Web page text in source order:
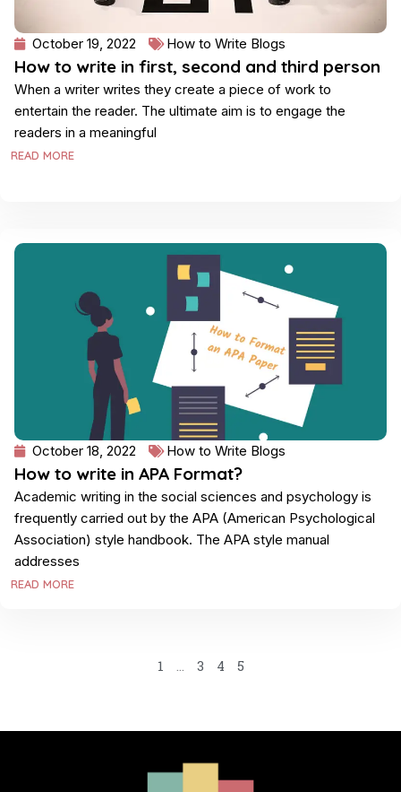
October 19, 2022 How to Write Blogs
How to write in first, second and third person
When a writer writes they create a piece of work to
entertain the reader. The ultimate aim is to engage the
readers in a meaningful
READ MORE
October 18, 2022 How to Write Blogs
How to write in APA Format?
Academic writing in the social sciences and psychology is
frequently carried out by the APA (American Psychological
Association) style handbook. The APA style manual
addresses
READ MORE
1 … 3 4 5